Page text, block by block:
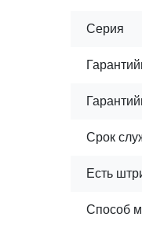
Серия
Срок
Есть
Способ